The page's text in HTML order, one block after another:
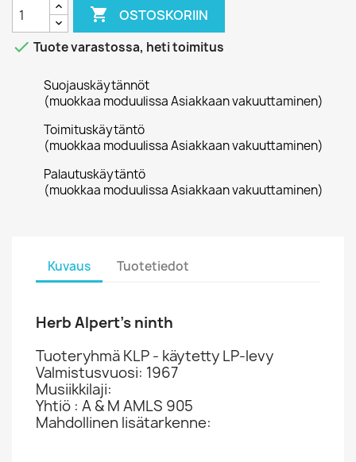
 OSTOSKORIIN
 Tuote varastossa, heti toimitus
Suojauskäytännöt
(muokkaa moduulissa Asiakkaan vakuuttaminen)
Toimituskäytäntö
(muokkaa moduulissa Asiakkaan vakuuttaminen)
Palautuskäytäntö
(muokkaa moduulissa Asiakkaan vakuuttaminen)
Kuvaus Tuotetiedot
Herb Alpert's ninth
Tuoteryhmä KLP - käytetty LP-levy
Valmistusvuosi: 1967
Musiikkilaji:
Yhtiö : A & M AMLS 905
Mahdollinen lisätarkenne: